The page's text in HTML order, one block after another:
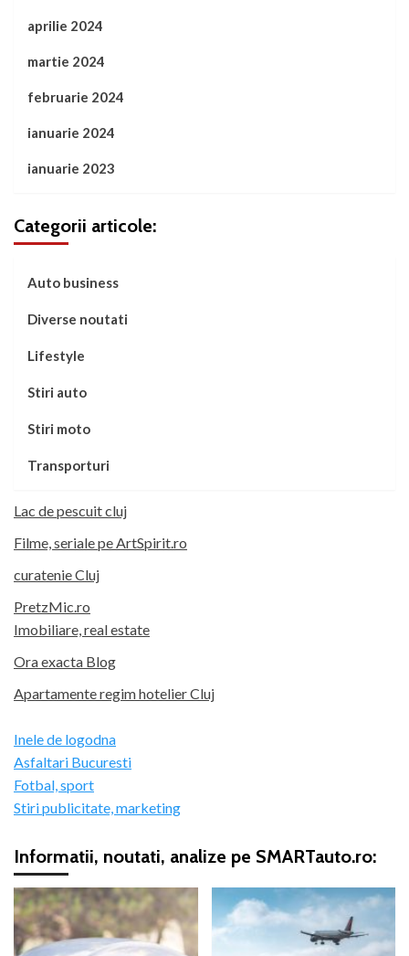
aprilie 2024
martie 2024
februarie 2024
ianuarie 2024
ianuarie 2023
Categorii articole:
Auto business
Diverse noutati
Lifestyle
Stiri auto
Stiri moto
Transporturi
Lac de pescuit cluj
Filme, seriale pe ArtSpirit.ro
curatenie Cluj
PretzMic.ro
Imobiliare, real estate
Ora exacta Blog
Apartamente regim hotelier Cluj
Inele de logodna
Asfaltari Bucuresti
Fotbal, sport
Stiri publicitate, marketing
Informatii, noutati, analize pe SMARTauto.ro: